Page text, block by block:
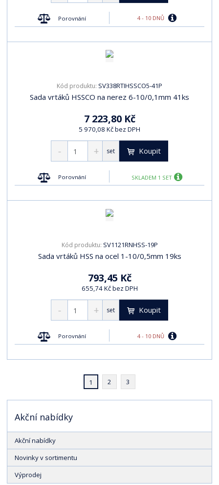
Porovnání 4 - 10 DNŮ
Kód produktu: SV338RTIHSSCO5-41P
Sada vrtáků HSSCO na nerez 6-10/0,1mm 41ks
7 223,80 Kč
5 970,08 Kč bez DPH
set Koupit
Porovnání SKLADEM 1 SET
Kód produktu: SV1121RNHSS-19P
Sada vrtáků HSS na ocel 1-10/0,5mm 19ks
793,45 Kč
655,74 Kč bez DPH
set Koupit
Porovnání 4 - 10 DNŮ
1 2 3
Akční nabídky
Akční nabídky
Novinky v sortimentu
Výprodej